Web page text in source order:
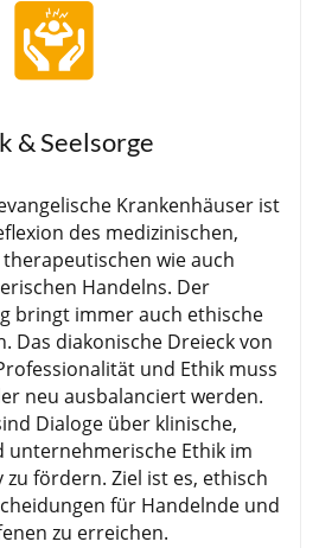
& Seelsorge
Krankenhäuser ist
des medizinischen,
wie auch
Handelns. Der
bringt immer auch ethische
Das diakonische Dreieck von
und Ethik muss
neu ausbalanciert werden.
Dialoge über klinische,
unternehmerische Ethik im
zu fördern. Ziel ist es, ethisch
für Handelnde und
zu erreichen.